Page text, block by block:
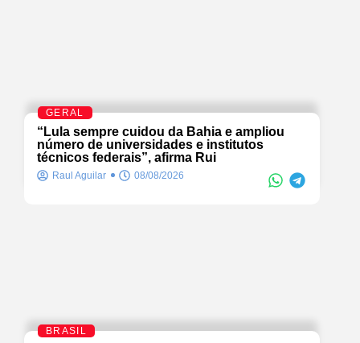
GERAL
“Lula sempre cuidou da Bahia e ampliou
número de universidades e institutos
técnicos federais”, afirma Rui
Raul Aguilar 08/08/2026
BRASIL